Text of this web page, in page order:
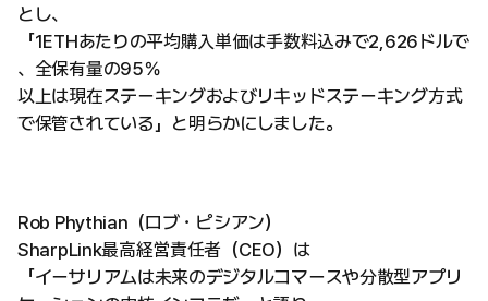
とし、
「1ETHあたりの平均購入単価は手数料込みで2,626ドルで
、全保有量の95％
以上は現在ステーキングおよびリキッドステーキング方式
で保管されている」と明らかにしました。
Rob Phythian（ロブ・ピシアン）
SharpLink最高経営責任者（CEO）は
「イーサリアムは未来のデジタルコマースや分散型アプリ